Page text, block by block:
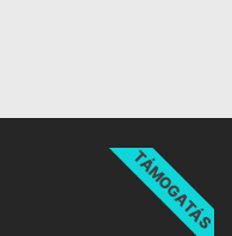
TÁMOGATÁS